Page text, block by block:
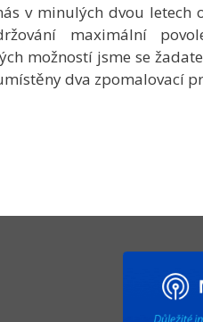
v minulých dvou letech
maximální
možností jsme se
dva zpomalovací